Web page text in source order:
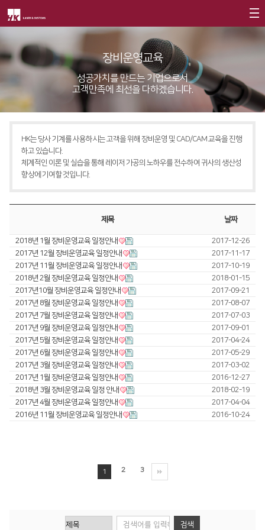
회사소개
CEO
회사연혁
CI소개
가치경영∨
지사안내 ∨
Global Networks
국내지사
해외지사
제품소개
FL3015
RS3015
Conversion∨
FL3015 Conversion
PS Conversion
Gantry∨
FO Series
HD Gantry Series
Tube∨
트레이닝 ∨
교육일정
HK Insight
자료실
투자정보
재무정보
IR 자료실
사회공헌
사회공헌개요
사회공헌활동
장비운영교육
성공가치를 만드는 기업으로서
고객만족에 최선을 다하겠습니다.
HK는 당사 기계를 사용하시는 고객을 위해 장비운영 및 CAD/CAM 교육을 진행
하고 있습니다.
체계적인 이론 및 실습을 통해 레이저 가공의 노하우를 전수하여 귀사의 생산성
향상에 기여할 것입니다.
제목 날짜
2018년 1월 장비운영교육 일정안내
2017-12-26
2017년 12월 장비운영교육 일정안내
2017-11-17
2017년 11월 장비운영교육 일정안내
2017-10-19
2018년 2월 장비운영교육 일정안내
2018-01-15
2017년10월 장비운영교육 일정안내
2017-09-21
2017년 8월 장비운영교육 일정안내
2017-08-07
2017년 7월 장비운영교육 일정안내
2017-07-03
2017년 9월 장비운영교육 일정안내
2017-09-01
2017년 5월 장비운영교육 일정안내
2017-04-24
2017년 6월 장비운영교육 일정안내
2017-05-29
2017년 3월 장비운영교육 일정안내
2017-03-02
2017년 1월 장비운영교육 일정안내
2016-12-27
2018년 3월 장비운영교육 일정 안내
2018-02-19
2017년 4월 장비운영교육 일정안내
2017-04-04
2016년 11월 장비운영교육 일정안내
2016-10-24
1 2 3